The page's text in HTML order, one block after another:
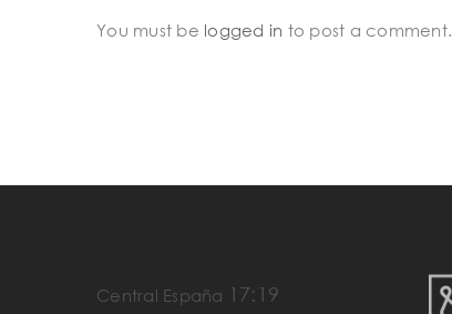
You must be logged in to post a comment.
Central España 17:19